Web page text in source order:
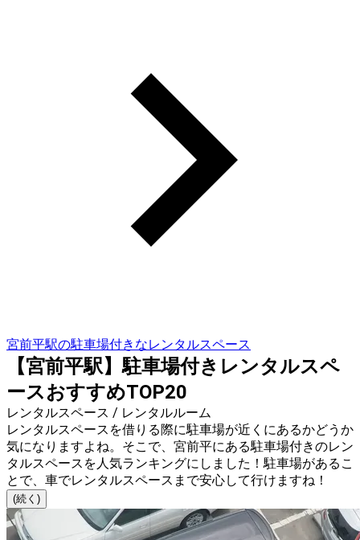
宮前平駅の駐車場付きなレンタルスペース
【宮前平駅】駐車場付きレンタルスペ
ースおすすめTOP20
レンタルスペース / レンタルルーム
レンタルスペースを借りる際に駐車場が近くにあるかどうか
気になりますよね。そこで、宮前平にある駐車場付きのレン
タルスペースを人気ランキングにしました！駐車場があるこ
とで、車でレンタルスペースまで安心して行けますね！
(続く)